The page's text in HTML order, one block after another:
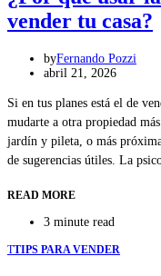
vender tu casa?
byFernando Pozzi
abril 21, 2026
Si en tus planes está el de
mudarte a otra propiedad
jardín y pileta, o más
de sugerencias útiles. La
READ MORE
3 minute read
TTIPS PARA VENDER